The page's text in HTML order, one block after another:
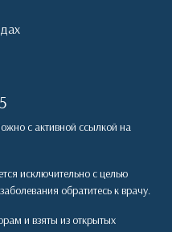
с активной ссылкой на
исключительно с целью
обратитесь к врачу.
и взяты из открытых